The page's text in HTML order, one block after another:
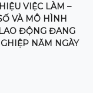
VIỆC LÀM –
VÀ MÔ HÌNH
ĐỘNG ĐANG
NĂM NGÀY